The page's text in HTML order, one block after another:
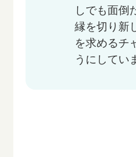
しでも面倒
縁を切り新
を求めるチ
うにしてい